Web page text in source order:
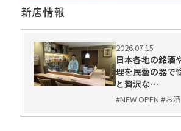
新店情報
2026.07.15
日本各地の銘酒
理を民藝の器で
と贅沢な…
#NEW OPEN #お